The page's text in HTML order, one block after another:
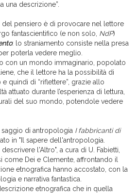
una descrizione”.
del pensiero è di provocare nel lettore
fantascientifico (e non solo, NdP)
: lo straniamento consiste nella presa
poterla vedere meglio.
con un mondo immaginario, popolato
che il lettore ha la possibilità di
quindi di “riflettere”, grazie allo
attuato durante l’esperienza di lettura,
del suo mondo, potendole vedere
di antropologia I fabbricanti di
in "Il sapere dell'antropologia.
l'Altro", a cura di U. Fabietti,
come Dei e Clemente, affrontando il
etnografica hanno accostato, con la
e narrativa fantastica.
etnografica che in quella